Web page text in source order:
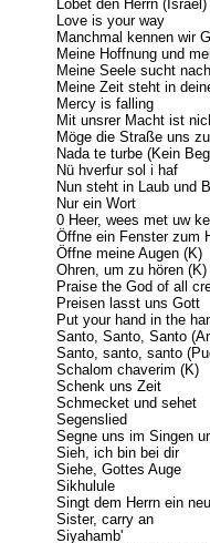
Lobet den Herrn
Love is your way
Manchmal kennen wir
Meine Hoffnung und
Meine Seele sucht
Meine Zeit steht in
Mercy is falling
Mit unsrer Macht ist
Möge die Straße uns
Nada te turbe (Kein
Nü hverfur sol i haf
Nun steht in Laub und
Nur ein Wort
0 Heer, wees met uw
Öffne ein Fenster zum
Öffne meine Augen (K)
Ohren, um zu hören (K)
Praise the God of all
Preisen lasst uns Gott
Put your hand in the
Santo, Santo, Santo
Santo, santo, santo
Schalom chaverim (K)
Schenk uns Zeit
Schmecket und sehet
Segenslied
Segne uns im Singen
Sieh, ich bin bei dir
Siehe, Gottes Auge
Sikhulule
Singt dem Herrn ein
Sister, carry an
Siyahamb'